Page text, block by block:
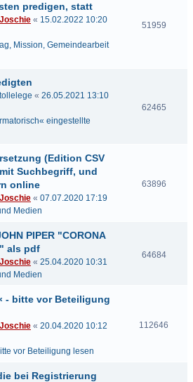
predigen, statt
Joschie « 15.02.2022 10:20
Mission, Gemeindearbeit
51959
tollelege « 26.05.2021 13:10
eingestellte
62465
(Edition CSV
Suchbegriff, und
online
Joschie « 07.07.2020 17:19
Medien
63896
PIPER "CORONA
als pdf
Joschie « 25.04.2020 10:31
Medien
64684
- bitte vor Beteiligung
Joschie « 20.04.2020 10:12
vor Beteiligung lesen
112646
bei Registrierung